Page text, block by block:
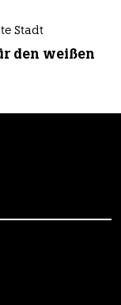
Stadt
den weißen